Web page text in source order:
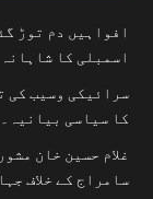
افواہیں دم توڑ
اسمبلی کا
سرائیکی وسیب کی
کا سیاسی
غلام حسین خان
سامراج کے خلاف